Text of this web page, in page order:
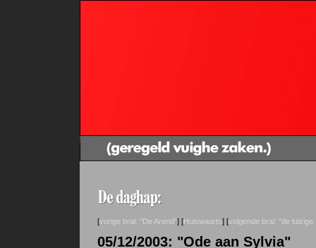
[vorige bral: "De Arend"] [Huiswaarts] [volgende bral: "de luizige
05/12/2003: "Ode aan Sylvia"